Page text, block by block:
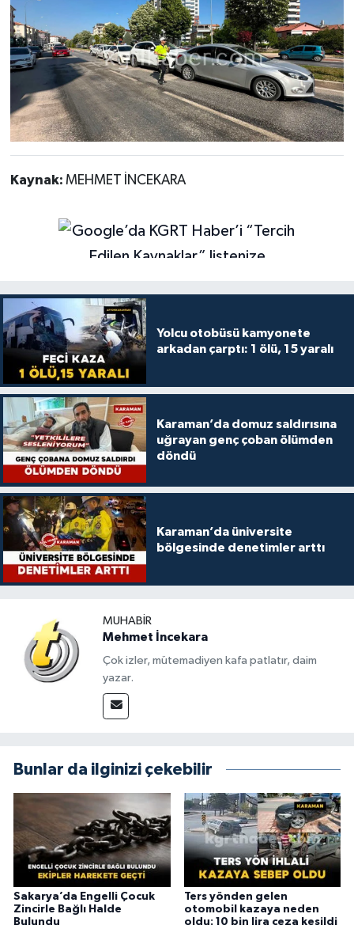
Kaynak: MEHMET İNCEKARA
Yolcu otobüsü kamyonete
arkadan çarptı: 1 ölü, 15 yaralı
Karaman’da domuz saldırısına
uğrayan genç çoban ölümden
döndü
Karaman’da üniversite
bölgesinde denetimler arttı
MUHABIR
Mehmet İncekara
Çok izler, mütemadiyen kafa patlatır, daim
yazar.
Bunlar da ilginizi çekebilir
Sakarya’da Engelli Çocuk
Zincirle Bağlı Halde
Bulundu
Ters yönden gelen
otomobil kazaya neden
oldu: 10 bin lira ceza kesildi